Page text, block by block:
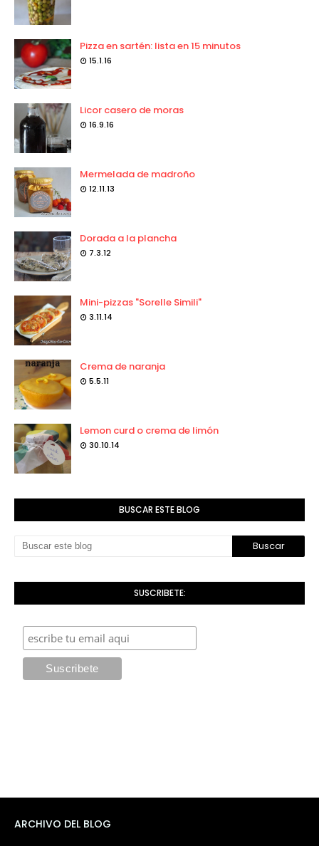
Pizza en sartén: lista en 15 minutos
15.1.16
Licor casero de moras
16.9.16
Mermelada de madroño
12.11.13
Dorada a la plancha
7.3.12
Mini-pizzas "Sorelle Simili"
3.11.14
Crema de naranja
5.5.11
Lemon curd o crema de limón
30.10.14
BUSCAR ESTE BLOG
SUSCRIBETE:
ARCHIVO DEL BLOG